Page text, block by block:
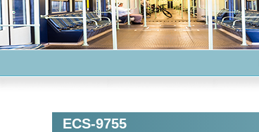
ECS-9755